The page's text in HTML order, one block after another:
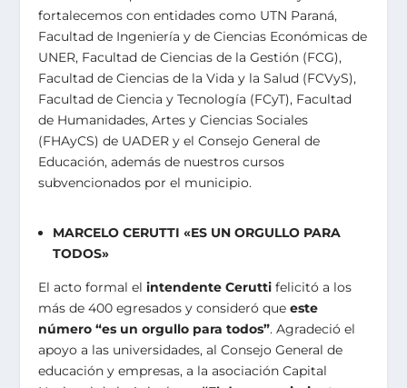
fortalecemos con entidades como UTN Paraná,
Facultad de Ingeniería y de Ciencias Económicas de
UNER, Facultad de Ciencias de la Gestión (FCG),
Facultad de Ciencias de la Vida y la Salud (FCVyS),
Facultad de Ciencia y Tecnología (FCyT), Facultad
de Humanidades, Artes y Ciencias Sociales
(FHAyCS) de UADER y el Consejo General de
Educación, además de nuestros cursos
subvencionados por el municipio.
MARCELO CERUTTI «ES UN ORGULLO PARA
TODOS»
El acto formal elintendente Ceruttifelicitó a los
más de 400 egresados y consideró queeste
número “es un orgullo para todos”. Agradeció el
apoyo a las universidades, al Consejo General de
educación y empresas, a la asociación Capital